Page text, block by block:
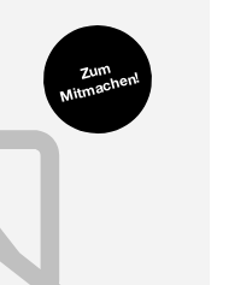
Zu
m
Mit
machen!